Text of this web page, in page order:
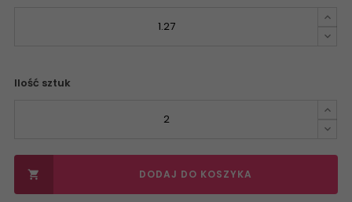
Ilość sztuk
 DODAJ DO KOSZYKA